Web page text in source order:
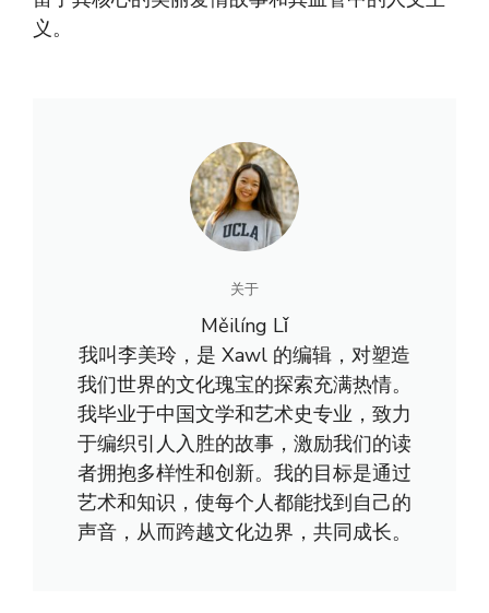
义。​​​
关于
Měilíng Lǐ
我叫李美玲，是 Xawl 的编辑，对塑造
我们世界的文化瑰宝的探索充满热情。
我毕业于中国文学和艺术史专业，致力
于编织引人入胜的故事，激励我们的读
者拥抱多样性和创新。我的目标是通过
艺术和知识，使每个人都能找到自己的
声音，从而跨越文化边界，共同成长。